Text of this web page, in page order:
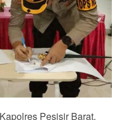
Pesisir Barat,